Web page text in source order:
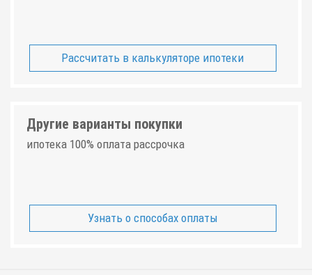
Рассчитать в калькуляторе ипотеки
Другие варианты покупки
ипотека 100% оплата рассрочка
Узнать о способах оплаты